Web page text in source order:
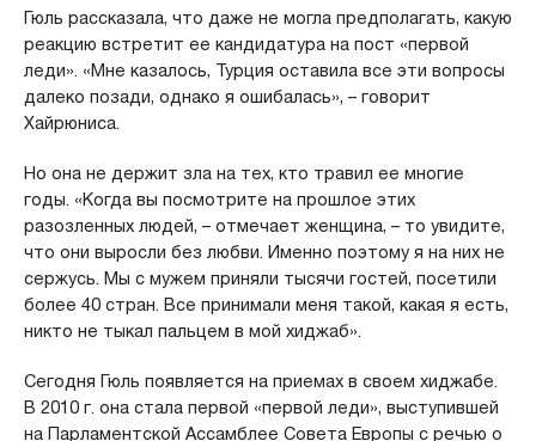
Гюль рассказала, что даже не могла предполагать, какую
реакцию встретит ее кандидатура на пост «первой
леди». «Мне казалось, Турция оставила все эти вопросы
далеко позади, однако я ошибалась», – говорит
Хайрюниса.
Но она не держит зла на тех, кто травил ее многие
годы. «Когда вы посмотрите на прошлое этих
разозленных людей, – отмечает женщина, – то увидите,
что они выросли без любви. Именно поэтому я на них не
сержусь. Мы с мужем приняли тысячи гостей, посетили
более 40 стран. Все принимали меня такой, какая я есть,
никто не тыкал пальцем в мой хиджаб».
Сегодня Гюль появляется на приемах в своем хиджабе.
В 2010 г. она стала первой «первой леди», выступившей
на Парламентской Ассамблее Совета Европы с речью о